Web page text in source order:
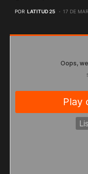
POR LATITUD 25 17 DE